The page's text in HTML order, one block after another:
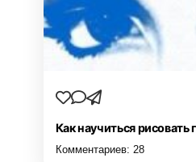
Как научиться рисовать
Комментариев: 28